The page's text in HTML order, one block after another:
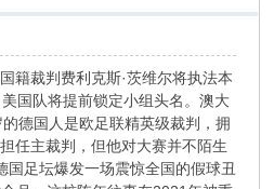
籍裁判费利克斯·茨维尔将执法本
国队将提前锁定小组头名。澳大
德国人是欧足联精英级裁判，拥
任主裁判，但他对大赛并不陌生
足坛爆发一场震惊全国的假球丑